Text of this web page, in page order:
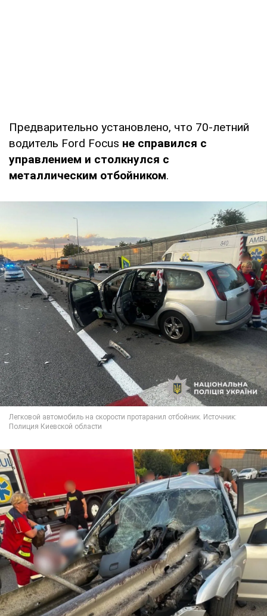
Предварительно установлено, что 70-летний
водитель Ford Focus не справился с
управлением и столкнулся с
металлическим отбойником.